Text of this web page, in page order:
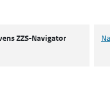
ZZS-Navigator